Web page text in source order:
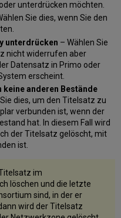
unterdrücken möchten.
Sie dies, wenn Sie den
unterdrücken – Wählen Sie
nicht widerrufen aber
Datensatz in Primo oder
erscheint.
anderen Bestände
dies, um den Titelsatz zu
verbunden ist, wenn der
hat. In diesem Fall wird
der Titelsatz gelöscht, mit
ist.
im
löschen und die letzte
sind, in der er
wird der Titelsatz